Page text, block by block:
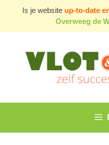
de
Is je website up-to-date
Overweeg de